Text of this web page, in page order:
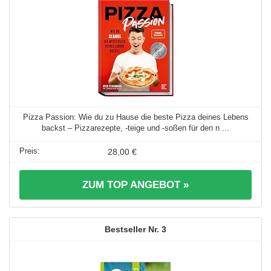
Pizza Passion: Wie du zu Hause die beste Pizza deines Lebens
backst – Pizzarezepte, -teige und -soßen für den n ...
28,00 €
ZUM TOP ANGEBOT »
3